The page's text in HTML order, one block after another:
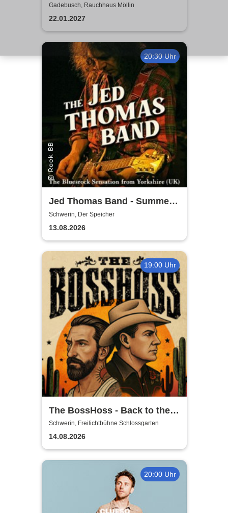
letzte Joint der Marie Juana
Gadebusch, Rauchhaus Möllin
22.01.2027
20:30 Uhr
Jed Thomas Band - Summer
Tour 2026
Schwerin, Der Speicher
13.08.2026
19:00 Uhr
The BossHoss - Back to the
Boots - LIVE - Summer 2026
Schwerin, Freilichtbühne Schlossgarten
14.08.2026
20:00 Uhr